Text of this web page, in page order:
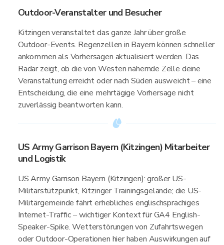
Outdoor-Veranstalter und Besucher
Kitzingen veranstaltet das ganze Jahr über große
Outdoor-Events. Regenzellen in Bayern können schneller
ankommen als Vorhersagen aktualisiert werden. Das
Radar zeigt, ob die von Westen nähernde Zelle deine
Veranstaltung erreicht oder nach Süden ausweicht – eine
Entscheidung, die eine mehrtägige Vorhersage nicht
zuverlässig beantworten kann.
US Army Garrison Bayern (Kitzingen) Mitarbeiter
und Logistik
US Army Garrison Bayern (Kitzingen): großer US-
Militärstützpunkt, Kitzinger Trainingsgelände; die US-
Militärgemeinde fährt erhebliches englischsprachiges
Internet-Traffic – wichtiger Kontext für GA4 English-
Speaker-Spike. Wetterstörungen von Zufahrtswegen
oder Outdoor-Operationen hier haben Auswirkungen auf